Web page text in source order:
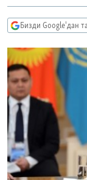
БИЗ ЖАНА ДҮЙНӨ
ДАНИСТЕ
ЭЖЕ-СИҢДИЛЕР
АЗАТТЫК+
ЫҢГАЙСЫЗ
ӨЗГӨЧӨ ПИКИР
ОНЛАЙН ШЕРИНЕ
ЭЕ/АРнун
Бизди Google'дан